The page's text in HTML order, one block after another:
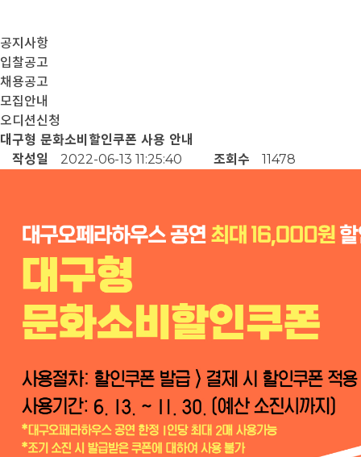
공지사항
입찰공고
채용공고
모집안내
오디션신청
대구형 문화소비할인쿠폰 사용 안내
작성일
2022-06-13 11:25:40 조회수 11478